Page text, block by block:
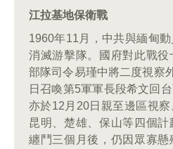
江拉基地保衛戰
1960年11月，中共與緬甸
消滅游擊隊。國府對此戰
部隊司令易瑾中將二度視察
日召喚第5軍軍長段希文回
亦於12月20日親至邊區視察
昆明、楚雄、保山等四個
纏鬥三個月後，仍因眾寡